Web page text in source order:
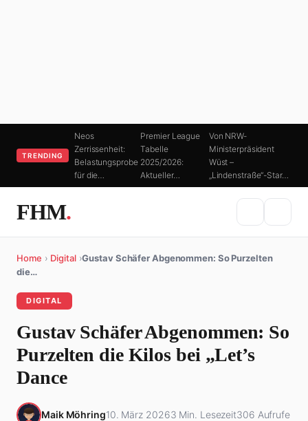
TRENDING
Neos
Zerrissenheit:
Belastungsprobe
für die…
Premier League
Tabelle
2025/2026:
Aktueller…
Von NRW-
Ministerpräsident
Wüst –
„Lindenstraße“-Star…
FHM.
Home › Digital ›Gustav Schäfer Abgenommen: So Purzelten
die…
DIGITAL
Gustav Schäfer Abgenommen: So
Purzelten die Kilos bei „Let’s
Dance
Maik Möhring10. März 20263 Min. Lesezeit306 Aufrufe